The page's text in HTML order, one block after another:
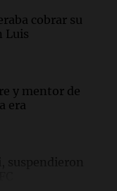
cobrar su
Luis
y mentor de
era
suspendieron